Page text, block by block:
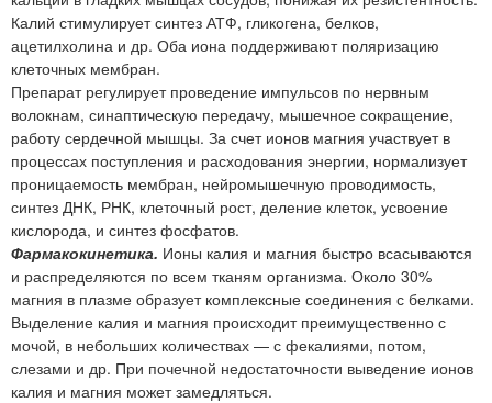
Калий стимулирует синтез АТФ, гликогена, белков,
ацетилхолина и др. Оба иона поддерживают поляризацию
клеточных мембран.
Препарат регулирует проведение импульсов по нервным
волокнам, синаптическую передачу, мышечное сокращение,
работу сердечной мышцы. За счет ионов магния участвует в
процессах поступления и расходования энергии, нормализует
проницаемость мембран, нейромышечную проводимость,
синтез ДНК, РНК, клеточный рост, деление клеток, усвоение
кислорода, и синтез фосфатов.
Фармакокинетика. Ионы калия и магния быстро всасываются
и распределяются по всем тканям организма. Около 30%
магния в плазме образует комплексные соединения с белками.
Выделение калия и магния происходит преимущественно с
мочой, в небольших количествах — с фекалиями, потом,
слезами и др. При почечной недостаточности выведение ионов
калия и магния может замедляться.